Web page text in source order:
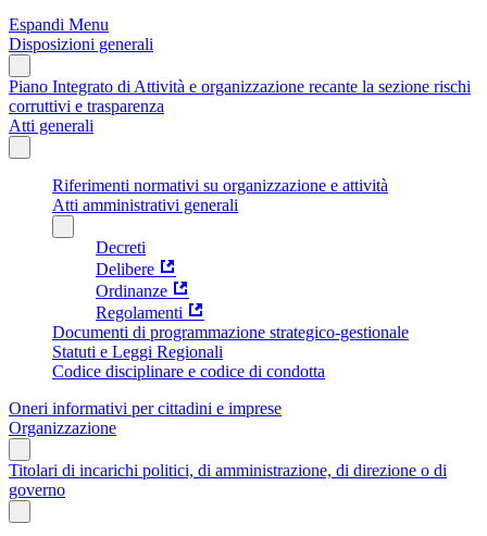
Espandi Menu
Disposizioni generali
Piano Integrato di Attività e organizzazione recante la sezione rischi
corruttivi e trasparenza
Atti generali
Riferimenti normativi su organizzazione e attività
Atti amministrativi generali
Decreti
Delibere
Ordinanze
Regolamenti
Documenti di programmazione strategico-gestionale
Statuti e Leggi Regionali
Codice disciplinare e codice di condotta
Oneri informativi per cittadini e imprese
Organizzazione
Titolari di incarichi politici, di amministrazione, di direzione o di
governo